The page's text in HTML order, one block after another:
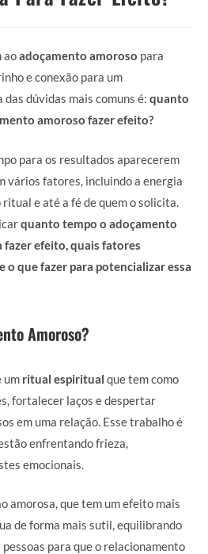
aoadoçamento amoroso para
e conexão para um
dúvidas mais comuns é: quanto
amoroso fazer efeito?
para os resultados aparecerem
vários fatores, incluindo a energia
e até a fé de quem o solicita.
quanto tempo o adoçamento
fazer efeito, quais fatores
o que fazer para potencializar essa
Amoroso?
um ritual espiritual que tem como
fortalecer laços e despertar
em uma relação. Esse trabalho é
enfrentando frieza,
emocionais.
amorosa, que tem um efeito mais
de forma mais sutil, equilibrando
para que o relacionamento